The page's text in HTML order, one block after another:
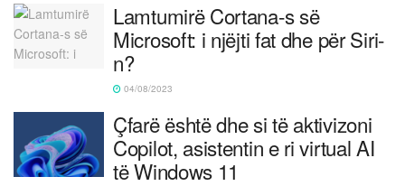
Lamtumirë Cortana-s së
Microsoft: i njëjti fat dhe për Siri-
n?
04/08/2023
Çfarë është dhe si të aktivizoni
Copilot, asistentin e ri virtual AI
të Windows 11